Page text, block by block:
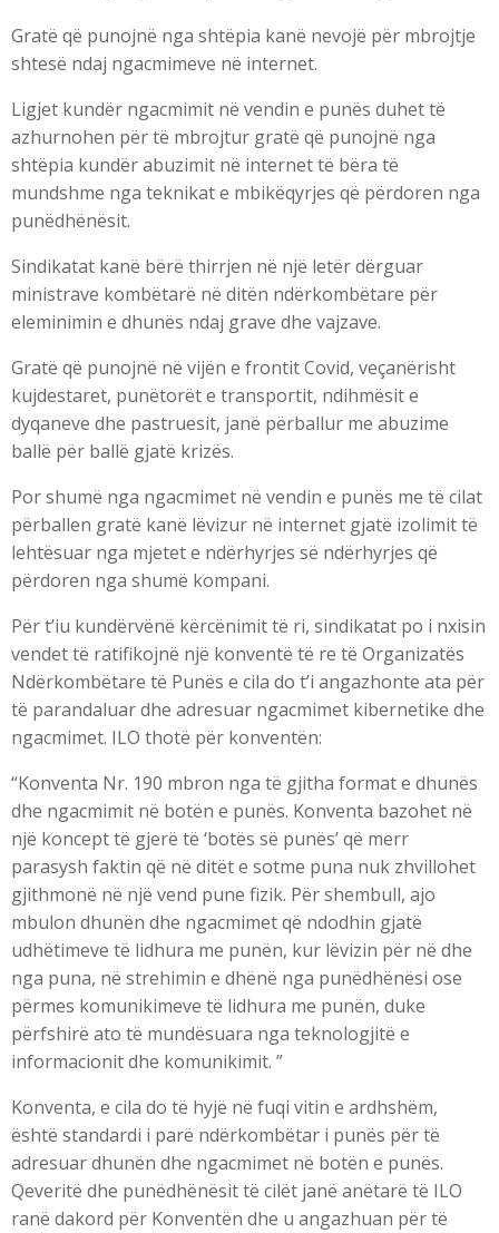
Gratë që punojnë nga shtëpia kanë nevojë për mbrojtje
shtesë ndaj ngacmimeve në internet.
Ligjet kundër ngacmimit në vendin e punës duhet të
azhurnohen për të mbrojtur gratë që punojnë nga
shtëpia kundër abuzimit në internet të bëra të
mundshme nga teknikat e mbikëqyrjes që përdoren nga
punëdhënësit.
Sindikatat kanë bërë thirrjen në një letër dërguar
ministrave kombëtarë në ditën ndërkombëtare për
eleminimin e dhunës ndaj grave dhe vajzave.
Gratë që punojnë në vijën e frontit Covid, veçanërisht
kujdestaret, punëtorët e transportit, ndihmësit e
dyqaneve dhe pastruesit, janë përballur me abuzime
ballë për ballë gjatë krizës.
Por shumë nga ngacmimet në vendin e punës me të cilat
përballen gratë kanë lëvizur në internet gjatë izolimit të
lehtësuar nga mjetet e ndërhyrjes së ndërhyrjes që
përdoren nga shumë kompani.
Për t’iu kundërvënë kërcënimit të ri, sindikatat po i nxisin
vendet të ratifikojnë një konventë të re të Organizatës
Ndërkombëtare të Punës e cila do t’i angazhonte ata për
të parandaluar dhe adresuar ngacmimet kibernetike dhe
ngacmimet. ILO thotë për konventën:
“Konventa Nr. 190 mbron nga të gjitha format e dhunës
dhe ngacmimit në botën e punës. Konventa bazohet në
një koncept të gjerë të ‘botës së punës’ që merr
parasysh faktin që në ditët e sotme puna nuk zhvillohet
gjithmonë në një vend pune fizik. Për shembull, ajo
mbulon dhunën dhe ngacmimet që ndodhin gjatë
udhëtimeve të lidhura me punën, kur lëvizin për në dhe
nga puna, në strehimin e dhënë nga punëdhënësi ose
përmes komunikimeve të lidhura me punën, duke
përfshirë ato të mundësuara nga teknologjitë e
informacionit dhe komunikimit. ”
Konventa, e cila do të hyjë në fuqi vitin e ardhshëm,
është standardi i parë ndërkombëtar i punës për të
adresuar dhunën dhe ngacmimet në botën e punës.
Qeveritë dhe punëdhënësit të cilët janë anëtarë të ILO
ranë dakord për Konventën dhe u angazhuan për të